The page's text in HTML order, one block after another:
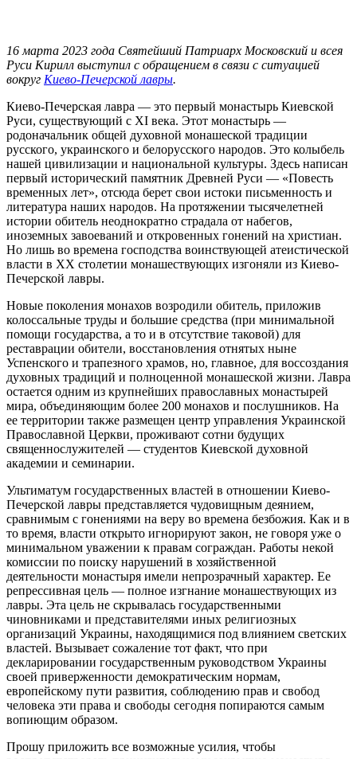
16 марта 2023 года Святейший Патриарх Московский и всея
Руси Кирилл выступил с обращением в связи с ситуацией
вокруг Киево-Печерской лавры.
Киево-Печерская лавра — это первый монастырь Киевской
Руси, существующий с XI века. Этот монастырь —
родоначальник общей духовной монашеской традиции
русского, украинского и белорусского народов. Это колыбель
нашей цивилизации и национальной культуры. Здесь написан
первый исторический памятник Древней Руси — «Повесть
временных лет», отсюда берет свои истоки письменность и
литература наших народов. На протяжении тысячелетней
истории обитель неоднократно страдала от набегов,
иноземных завоеваний и откровенных гонений на христиан.
Но лишь во времена господства воинствующей атеистической
власти в ХХ столетии монашествующих изгоняли из Киево-
Печерской лавры.
Новые поколения монахов возродили обитель, приложив
колоссальные труды и большие средства (при минимальной
помощи государства, а то и в отсутствие таковой) для
реставрации обители, восстановления отнятых ныне
Успенского и трапезного храмов, но, главное, для воссоздания
духовных традиций и полноценной монашеской жизни. Лавра
остается одним из крупнейших православных монастырей
мира, объединяющим более 200 монахов и послушников. На
ее территории также размещен центр управления Украинской
Православной Церкви, проживают сотни будущих
священнослужителей — студентов Киевской духовной
академии и семинарии.
Ультиматум государственных властей в отношении Киево-
Печерской лавры представляется чудовищным деянием,
сравнимым с гонениями на веру во времена безбожия. Как и в
то время, власти открыто игнорируют закон, не говоря уже о
минимальном уважении к правам сограждан. Работы некой
комиссии по поиску нарушений в хозяйственной
деятельности монастыря имели непрозрачный характер. Ее
репрессивная цель — полное изгнание монашествующих из
лавры. Эта цель не скрывалась государственными
чиновниками и представителями иных религиозных
организаций Украины, находящимися под влиянием светских
властей. Вызывает сожаление тот факт, что при
декларировании государственным руководством Украины
своей приверженности демократическим нормам,
европейскому пути развития, соблюдению прав и свобод
человека эти права и свободы сегодня попираются самым
вопиющим образом.
Прошу приложить все возможные усилия, чтобы